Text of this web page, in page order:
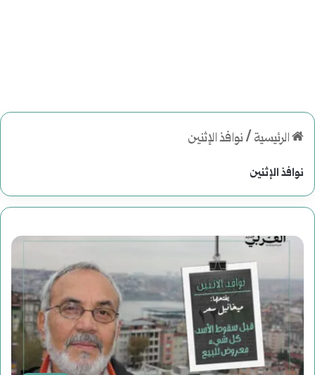
الرئيسية /نوافذ الإثنين
نوافذ الإثنين